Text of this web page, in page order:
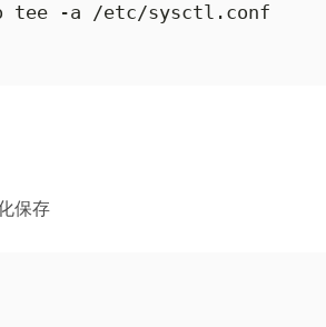
tee -a /etc/sysctl.conf
保存